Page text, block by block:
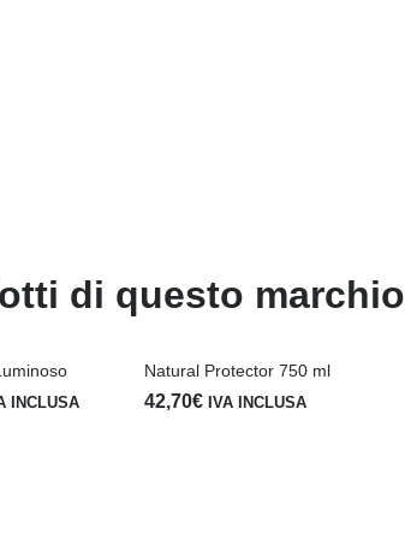
di questo marchio
INCLUSA
Natural Protector 750 ml
42,70€ IVA INCLUSA